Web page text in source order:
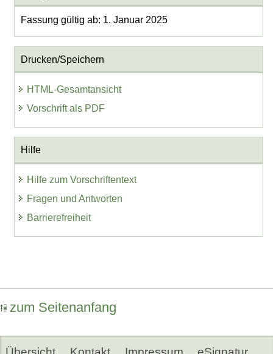
Fassung gültig ab: 1. Januar 2025
Drucken/Speichern
HTML-Gesamtansicht
Vorschrift als PDF
Hilfe
Hilfe zum Vorschriftentext
Fragen und Antworten
Barrierefreiheit
zum Seitenanfang